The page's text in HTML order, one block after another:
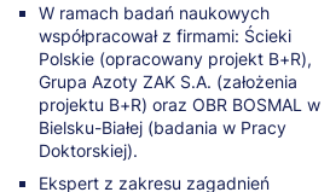
W ramach badań naukowych
współpracował z firmami: Ścieki
Polskie (opracowany projekt B+R),
Grupa Azoty ZAK S.A. (założenia
projektu B+R) oraz OBR BOSMAL w
Bielsku-Białej (badania w Pracy
Doktorskiej).
Ekspert z zakresu zagadnień